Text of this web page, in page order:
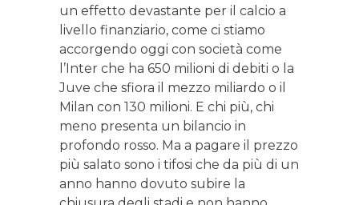
un effetto devastante per il calcio a
livello finanziario, come ci stiamo
accorgendo oggi con società come
l’Inter che ha 650 milioni di debiti o la
Juve che sfiora il mezzo miliardo o il
Milan con 130 milioni. E chi più, chi
meno presenta un bilancio in
profondo rosso. Ma a pagare il prezzo
più salato sono i tifosi che da più di un
anno hanno dovuto subire la